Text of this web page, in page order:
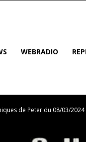
WEBRADIO
de Peter du 08/03/2024